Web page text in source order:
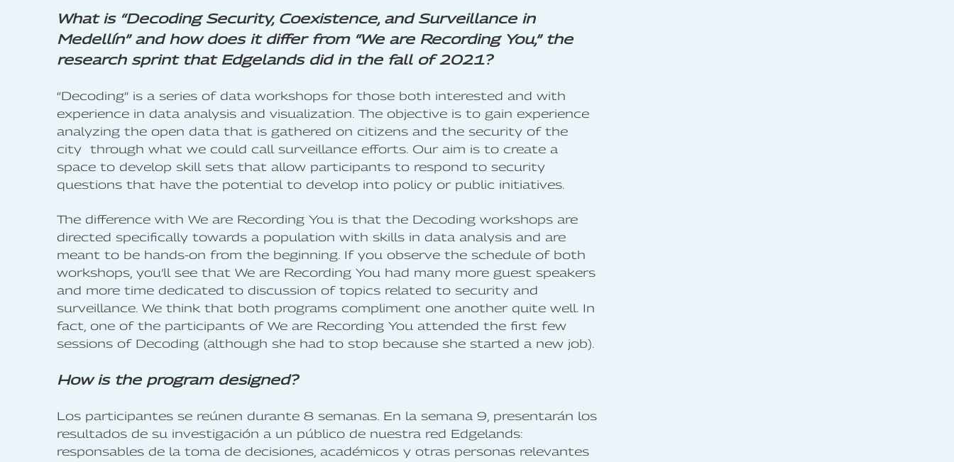
What is “Decoding Security, Coexistence, and Surveillance in
Medellín” and how does it differ from “We are Recording You,” the
research sprint that Edgelands did in the fall of 2021?
“Decoding” is a series of data workshops for those both interested and with
experience in data analysis and visualization. The objective is to gain experience
analyzing the open data that is gathered on citizens and the security of the
city through what we could call surveillance efforts. Our aim is to create a
space to develop skill sets that allow participants to respond to security
questions that have the potential to develop into policy or public initiatives.
The difference with We are Recording You is that the Decoding workshops are
directed specifically towards a population with skills in data analysis and are
meant to be hands-on from the beginning. If you observe the schedule of both
workshops, you’ll see that We are Recording You had many more guest speakers
and more time dedicated to discussion of topics related to security and
surveillance. We think that both programs compliment one another quite well. In
fact, one of the participants of We are Recording You attended the first few
sessions of Decoding (although she had to stop because she started a new job).
How is the program designed?
Los participantes se reúnen durante 8 semanas. En la semana 9, presentarán los
resultados de su investigación a un público de nuestra red Edgelands:
responsables de la toma de decisiones, académicos y otras personas relevantes